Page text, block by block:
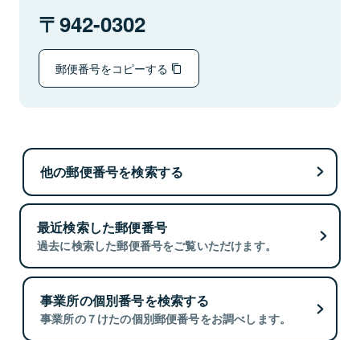
942-0302
郵便番号をコピーする
他の郵便番号を検索する
最近検索した郵便番号
過去に検索した郵便番号をご覧いただけます。
事業所の個別番号を検索する
事業所の７けたの個別郵便番号をお調べします。